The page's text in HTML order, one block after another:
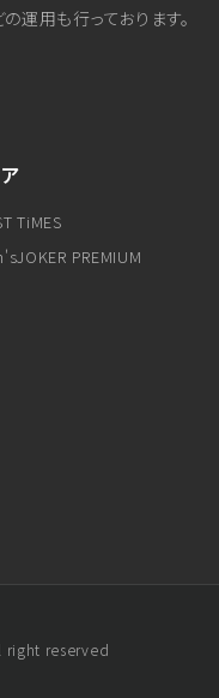
運用も行っております。
TiMES
PREMIUM
right reserved